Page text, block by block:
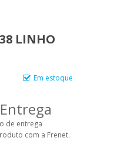
LINHO
Em estoque
de entrega
com a Frenet.